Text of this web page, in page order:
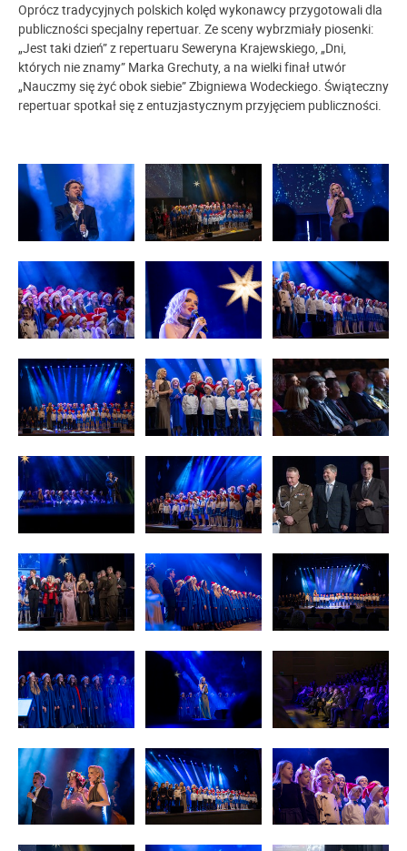
Oprócz tradycyjnych polskich kolęd wykonawcy przygotowali dla
publiczności specjalny repertuar. Ze sceny wybrzmiały piosenki:
„Jest taki dzień” z repertuaru Seweryna Krajewskiego, „Dni,
których nie znamy” Marka Grechuty, a na wielki finał utwór
„Nauczmy się żyć obok siebie” Zbigniewa Wodeckiego. Świąteczny
repertuar spotkał się z entuzjastycznym przyjęciem publiczności.